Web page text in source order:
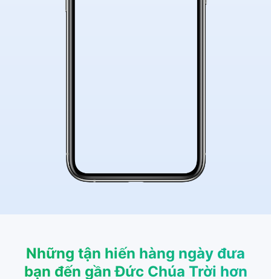
Những tận hiến hàng ngày đưa
bạn đến gần Đức Chúa Trời hơn